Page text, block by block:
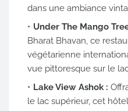
dans une ambiance
Under The Mango
Bharat Bhavan, ce
végétarienne
vue pittoresque sur le
Lake View Ashok :
le lac supérieur, cet